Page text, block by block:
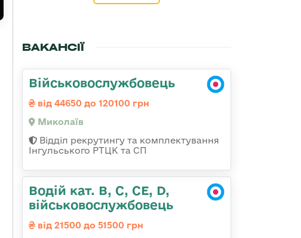
ВАКАНСІЇ
Військовослужбовець
від 44650 до 120100 грн
Миколаїв
Відділ рекрутингу та комплектування
Інгульського РТЦК та СП
Водій кат. B, C, СЕ, D,
військовослужбовець
від 21500 до 51500 грн